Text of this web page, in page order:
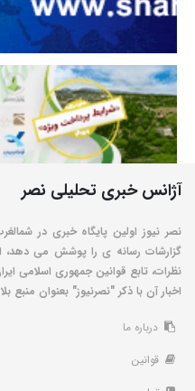
آژانس خبری تحلیلی نصر
نصر نیوز اولین پایگاه خبری در
گزارشات رسانه ی را پوشش می دهد،
نظرات، تابع قوانین جمهوری اسلامی
اخبار آن با ذکر "نصرنیوز" بعنوان منبع
درباره ما
قوانین